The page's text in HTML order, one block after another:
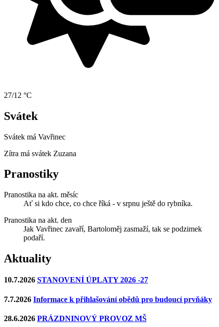
27/12 °C
Svátek
Svátek má Vavřinec
Zítra má svátek Zuzana
Pranostiky
Pranostika na akt. měsíc
Ať si kdo chce, co chce říká - v srpnu ještě do rybníka.
Pranostika na akt. den
Jak Vavřinec zavaří, Bartoloměj zasmaží, tak se podzimek
podaří.
Aktuality
10.7.2026 STANOVENÍ ÚPLATY 2026 -27
7.7.2026 Informace k přihlašování obědů pro budoucí prvňáky
28.6.2026 PRÁZDNINOVÝ PROVOZ MŠ